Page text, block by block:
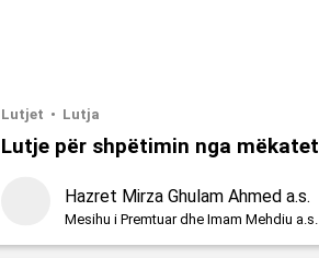
Lutjet Lutja
Lutje për shpëtimin nga mëkatet
Hazret Mirza Ghulam Ahmed a.s.
Mesihu i Premtuar dhe Imam Mehdiu a.s.